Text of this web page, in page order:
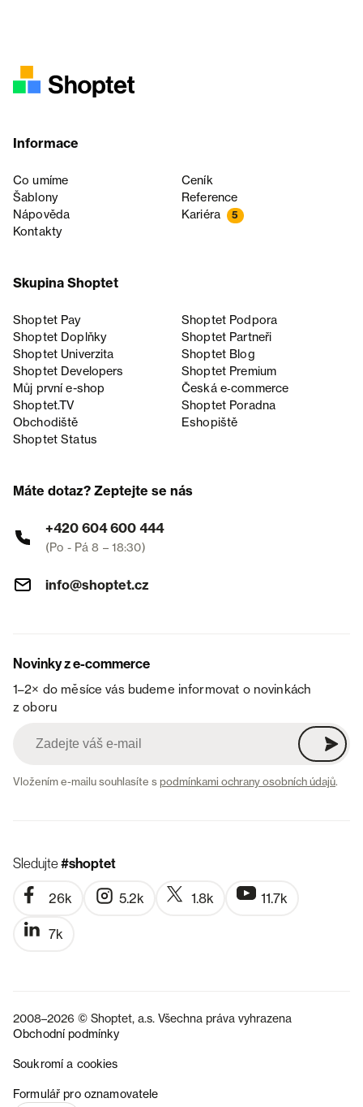
Informace
Co umíme
Ceník
Šablony
Reference
Nápověda
Kariéra 5
Kontakty
Skupina Shoptet
Shoptet Pay
Shoptet Podpora
Shoptet Doplňky
Shoptet Partneři
Shoptet Univerzita
Shoptet Blog
Shoptet Developers
Shoptet Premium
Můj první e-shop
Česká e‑commerce
Shoptet.TV
Shoptet Poradna
Obchodiště
Eshopiště
Shoptet Status
Máte dotaz? Zeptejte se nás
+420 604 600 444
(Po - Pá 8 – 18:30)
info@shoptet.cz
Novinky z e-commerce
1–2× do měsíce vás budeme informovat o novinkách
z oboru
Vložením e-mailu souhlasíte spodmínkami ochrany osobních údajů.
Sledujte#shoptet
26k 5.2k 1.8k 11.7k
7k
2008–2026 © Shoptet, a.s. Všechna práva vyhrazena
Obchodní podmínky
Soukromí a cookies
Formulář pro oznamovatele